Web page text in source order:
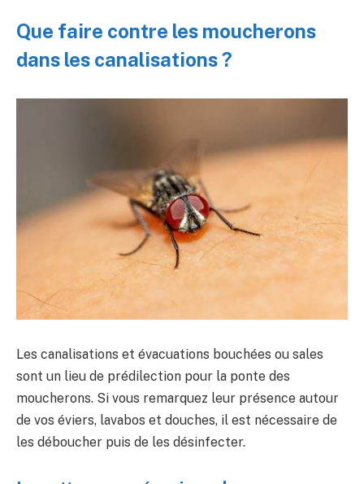
Que faire contre les moucherons
dans les canalisations ?
Les canalisations et évacuations bouchées ou sales
sont un lieu de prédilection pour la ponte des
moucherons. Si vous remarquez leur présence autour
de vos éviers, lavabos et douches, il est nécessaire de
les déboucher puis de les désinfecter.